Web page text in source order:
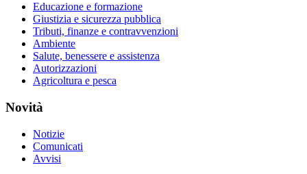
Educazione e formazione
Giustizia e sicurezza pubblica
Tributi, finanze e contravvenzioni
Ambiente
Salute, benessere e assistenza
Autorizzazioni
Agricoltura e pesca
Novità
Notizie
Comunicati
Avvisi